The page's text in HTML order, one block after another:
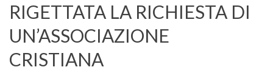
RIGETTATA LA RICHIESTA DI
UN’ASSOCIAZIONE
CRISTIANA